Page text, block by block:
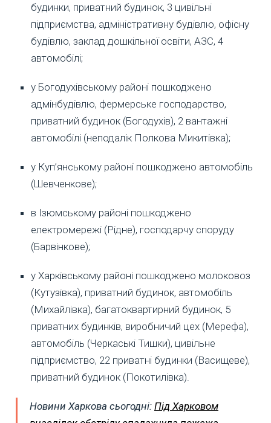
будинки, приватний будинок, 3 цивільні
підприємства, адміністративну будівлю, офісну
будівлю, заклад дошкільної освіти, АЗС, 4
автомобілі;
у Богодухівському районі пошкоджено
адмінбудівлю, фермерське господарство,
приватний будинок (Богодухів), 2 вантажні
автомобілі (неподалік Полкова Микитівка);
у Куп’янському районі пошкоджено автомобіль
(Шевченкове);
в Ізюмському районі пошкоджено
електромережі (Рідне), господарчу споруду
(Барвінкове);
у Харківському районі пошкоджено молоковоз
(Кутузівка), приватний будинок, автомобіль
(Михайлівка), багатоквартирний будинок, 5
приватних будинків, виробничий цех (Мерефа),
автомобіль (Черкаські Тишки), цивільне
підприємство, 22 приватні будинки (Васищеве),
приватний будинок (Покотилівка).
Новини Харкова сьогодні: Під Харковом